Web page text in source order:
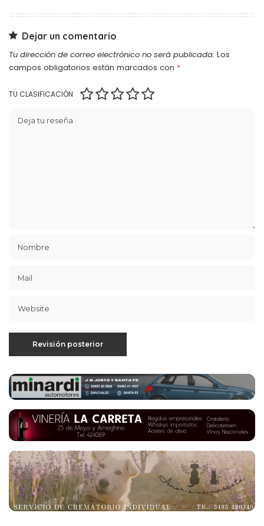
Dejar un comentario
Tu dirección de correo electrónico no será publicada. Los
campos obligatorios están marcados con *
TU CLASIFICACIÓN